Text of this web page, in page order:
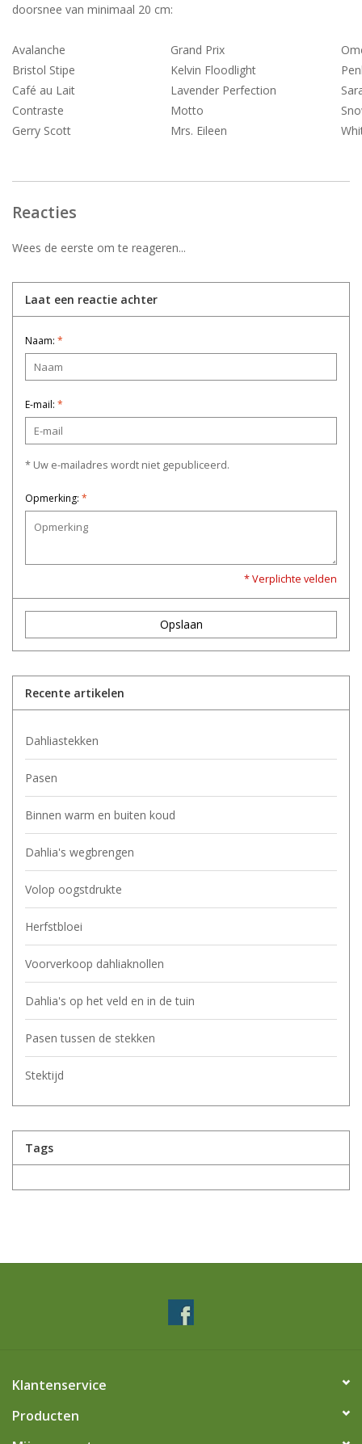
doorsnee van minimaal 20 cm:
Avalanche Grand Prix
Bristol Stipe
Kelvin Floodlight
Café au Lait
Lavender Perfection
Contraste
Motto
Gerry Scott
Mrs. Eileen
Reacties
Wees de eerste om te reageren...
Laat een reactie achter
Naam: *
E-mail: *
* Uw e-mailadres wordt niet gepubliceerd.
Opmerking: *
* Verplichte velden
Opslaan
Recente artikelen
Dahliastekken
Pasen
Binnen warm en buiten koud
Dahlia's wegbrengen
Volop oogstdrukte
Herfstbloei
Voorverkoop dahliaknollen
Dahlia's op het veld en in de tuin
Pasen tussen de stekken
Stektijd
Tags
Klantenservice
Producten